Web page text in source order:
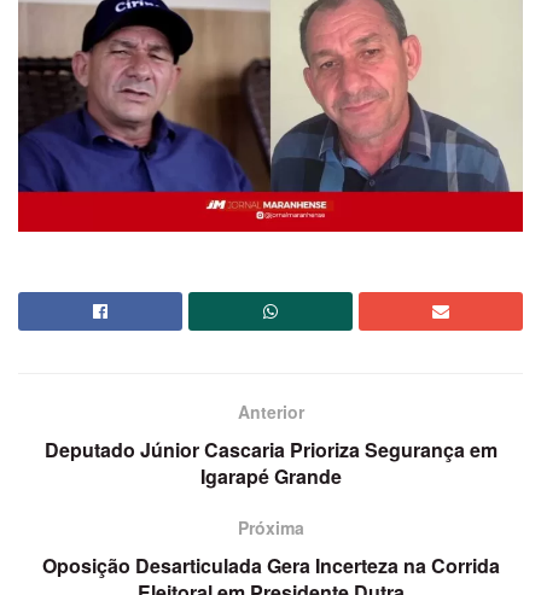
Anterior
Deputado Júnior Cascaria Prioriza Segurança em
Igarapé Grande
Próxima
Oposição Desarticulada Gera Incerteza na Corrida